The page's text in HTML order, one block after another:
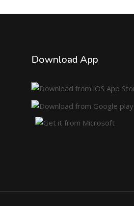
Download App